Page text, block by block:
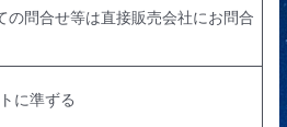
の問合せ等は直接販売会社にお問合
に準ずる